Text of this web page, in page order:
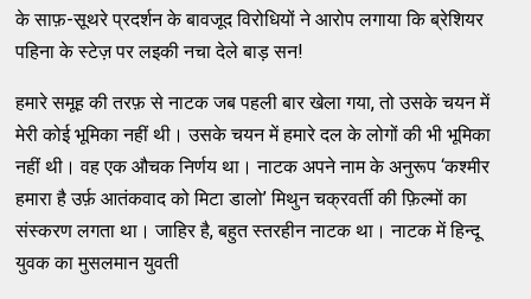
के साफ़-सूथरे प्रदर्शन के बावजूद विरोधियों ने आरोप लगाया कि ब्रेशियर
पहिना के स्टेज़ पर लइकी नचा देले बाड़ सन!
हमारे समूह की तरफ़ से नाटक जब पहली बार खेला गया, तो उसके चयन में
मेरी कोई भूमिका नहीं थी। उसके चयन में हमारे दल के लोगों की भी भूमिका
नहीं थी। वह एक औचक निर्णय था। नाटक अपने नाम के अनुरूप ‘कश्मीर
हमारा है उर्फ़ आतंकवाद को मिटा डालो’ मिथुन चक्रवर्ती की फ़िल्मों का
संस्करण लगता था। जाहिर है, बहुत स्तरहीन नाटक था। नाटक में हिन्दू
युवक का मुसलमान युवती